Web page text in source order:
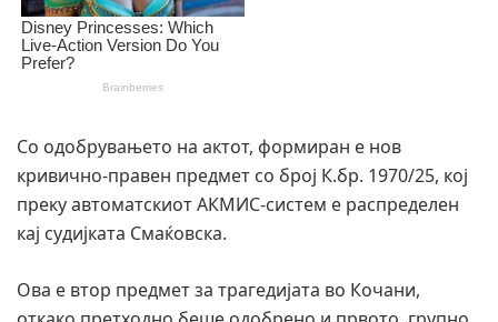
Со одобрувањето на актот, формиран е нов
кривично-правен предмет со број К.бр. 1970/25, кој
преку автоматскиот АКМИС-систем е распределен
кај судијката Смаќовска.
Ова е втор предмет за трагедијата во Кочани,